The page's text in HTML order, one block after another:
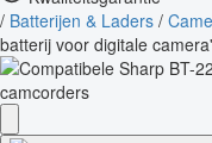
/ Batterijen & Laders /
batterij voor digitale